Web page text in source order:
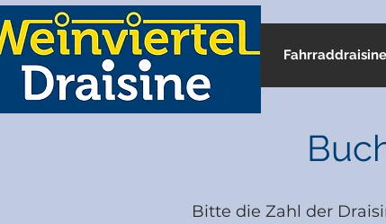
Fahrraddraisine
Bitte die Zahl der